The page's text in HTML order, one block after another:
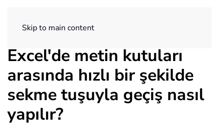
Skip to main content
Excel'de metin kutuları
arasında hızlı bir şekilde
sekme tuşuyla geçiş nasıl
yapılır?